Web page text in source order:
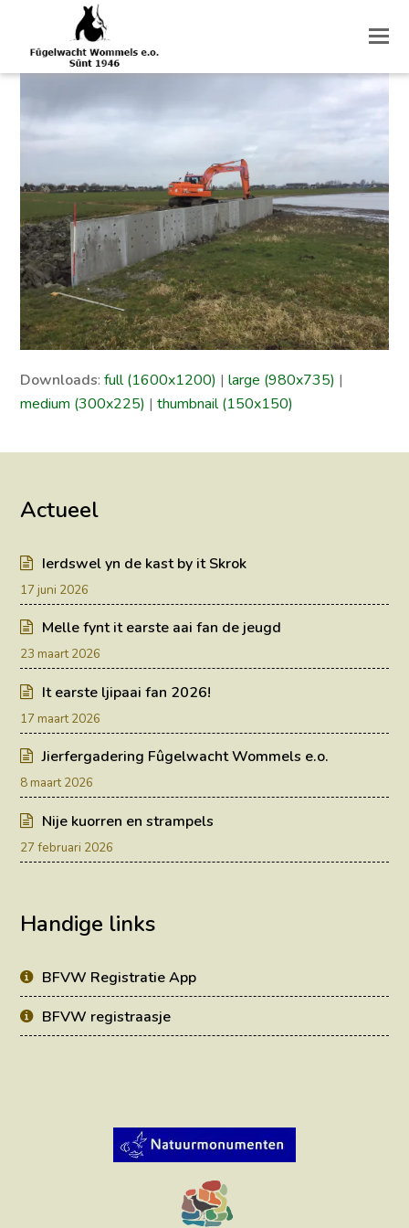
Downloads:full (1600x1200) |large (980x735) |
medium (300x225) |thumbnail (150x150)
Actueel
Ierdswel yn de kast by it Skrok
17 juni 2026
Melle fynt it earste aai fan de jeugd
23 maart 2026
It earste ljipaai fan 2026!
17 maart 2026
Jierfergadering Fûgelwacht Wommels e.o.
8 maart 2026
Nije kuorren en strampels
27 februari 2026
Handige links
BFVW Registratie App
BFVW registraasje